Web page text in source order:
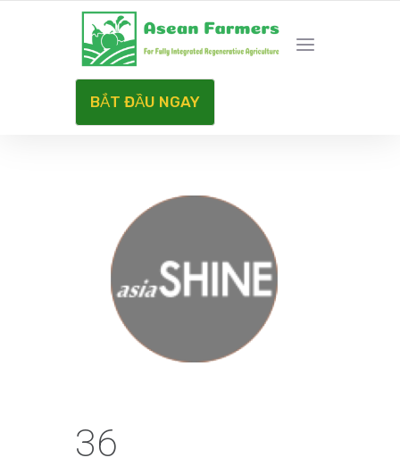
HÀNH TRÌNH NET ZERO CARBON
BẮT ĐẦU NGAY
36